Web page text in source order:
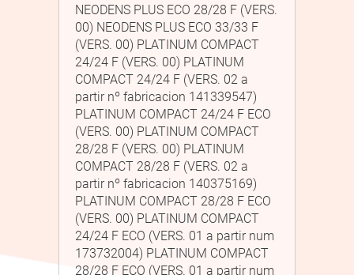
NEODENS PLUS ECO 28/28 F (VERS.
00) NEODENS PLUS ECO 33/33 F
(VERS. 00) PLATINUM COMPACT
24/24 F (VERS. 00) PLATINUM
COMPACT 24/24 F (VERS. 02 a
partir nº fabricacion 141339547)
PLATINUM COMPACT 24/24 F ECO
(VERS. 00) PLATINUM COMPACT
28/28 F (VERS. 00) PLATINUM
COMPACT 28/28 F (VERS. 02 a
partir nº fabricacion 140375169)
PLATINUM COMPACT 28/28 F ECO
(VERS. 00) PLATINUM COMPACT
24/24 F ECO (VERS. 01 a partir num
173732004) PLATINUM COMPACT
28/28 F ECO (VERS. 01 a partir num